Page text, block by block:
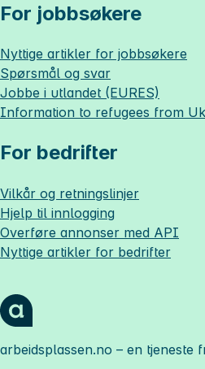
For jobbsøkere
Nyttige artikler for jobbsøkere
Spørsmål og svar
Jobbe i utlandet (EURES)
Information to refugees from
For bedrifter
Vilkår og retningslinjer
Hjelp til innlogging
Overføre annonser med API
Nyttige artikler for bedrifter
arbeidsplassen.no – en tjeneste